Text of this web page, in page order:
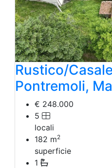
Rustico/
Pontremoli,
€ 248.000
5
locali
182 m2
superficie
1